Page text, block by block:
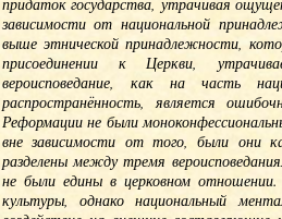
зависимости от национальной
выше этнической принадлежности,
присоединении к Церкви,
вероисповедание, как на часть
распространённость, является
Реформации не были
вне зависимости от того, были они
разделены между тремя
не были едины в церковном
культуры, однако национальный